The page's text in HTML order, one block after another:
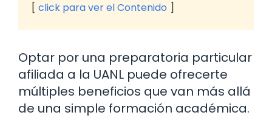
click para ver el Contenido
Optar por una preparatoria particular
afiliada a la UANL puede ofrecerte
múltiples beneficios que van más allá
de una simple formación académica.